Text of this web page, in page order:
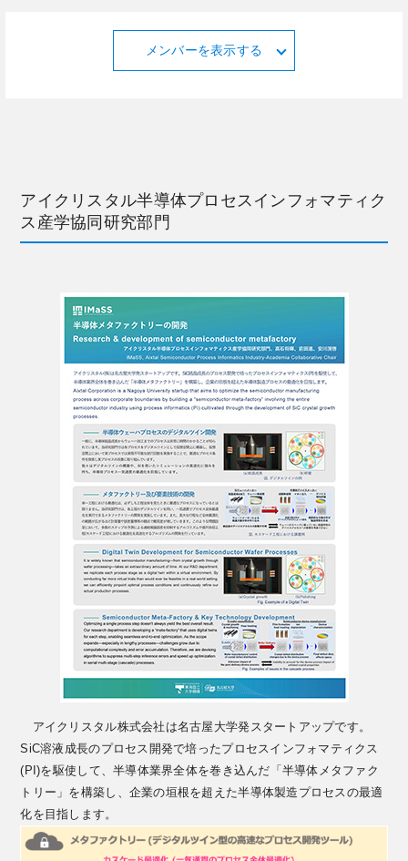
メンバーを表示する
アイクリスタル半導体プロセスインフォマティク
ス産学協同研究部門
アイクリスタル株式会社は名古屋大学発スタートアップです。
SiC溶液成長のプロセス開発で培ったプロセスインフォマティクス
(PI)を駆使して、半導体業界全体を巻き込んだ「半導体メタファク
トリー」を構築し、企業の垣根を超えた半導体製造プロセスの最適
化を目指します。